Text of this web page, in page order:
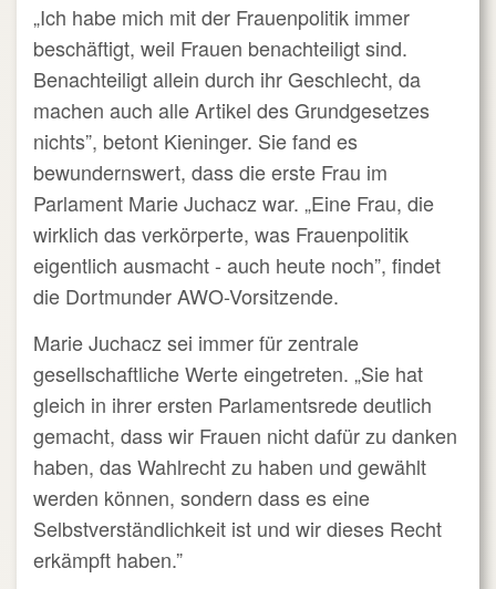
„Ich habe mich mit der Frauenpolitik immer
beschäftigt, weil Frauen benachteiligt sind.
Benachteiligt allein durch ihr Geschlecht, da
machen auch alle Artikel des Grundgesetzes
nichts”, betont Kieninger. Sie fand es
bewundernswert, dass die erste Frau im
Parlament Marie Juchacz war. „Eine Frau, die
wirklich das verkörperte, was Frauenpolitik
eigentlich ausmacht - auch heute noch”, findet
die Dortmunder AWO-Vorsitzende.
Marie Juchacz sei immer für zentrale
gesellschaftliche Werte eingetreten. „Sie hat
gleich in ihrer ersten Parlamentsrede deutlich
gemacht, dass wir Frauen nicht dafür zu danken
haben, das Wahlrecht zu haben und gewählt
werden können, sondern dass es eine
Selbstverständlichkeit ist und wir dieses Recht
erkämpft haben.”